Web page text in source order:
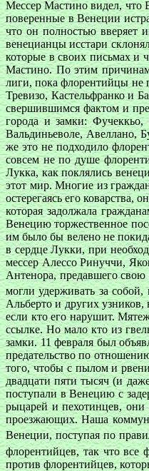
Мессер Мастино видел, что
поверенные в Венеции
что он полностью вверяет
венецианцы исстари
которые в своих письмах и
Мастино. По этим
лиги, пока флорентийцы не
Тревизо, Кастельфранко и
свершившимся фактом и
города и замки:
Вальдиньеволе, Авеллано,
же это не подходило
совсем не по душе
Лукка, как поклялись
этот мир. Многие из
остерегаясь его
которая задолжала
Венецию торжественное
им было бы велено не
в сердце Лукки, при
мессер Алессо Ринуччи,
Антенора, предавшего
могли удерживать за
Альберто и других
если кто его нарушит.
ссылке. Но мало кто из
замки. 11 февраля был
предательство по
того, чтобы с пылом и
двадцати пяти тысяч (и
поступали в Венецию с
рыцарей и пехотинцев,
проезжающих. Наша
Венеции, поступая по
флорентийцев, так что все
против флорентийцев,